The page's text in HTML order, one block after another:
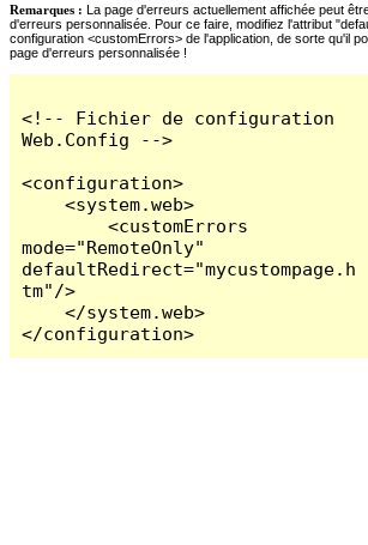
Remarques : La page d'erreurs actuellement affichée peut
d'erreurs personnalisée. Pour ce faire, modifiez l'attribut
configuration <customErrors> de l'application, de sorte qu'il
page d'erreurs personnalisée !
<!-- Fichier de configuration
Web.Config -->
<configuration>
    <system.web>
        <customErrors
mode="RemoteOnly"
defaultRedirect="mycustompage.h
tm"/>
    </system.web>
</configuration>